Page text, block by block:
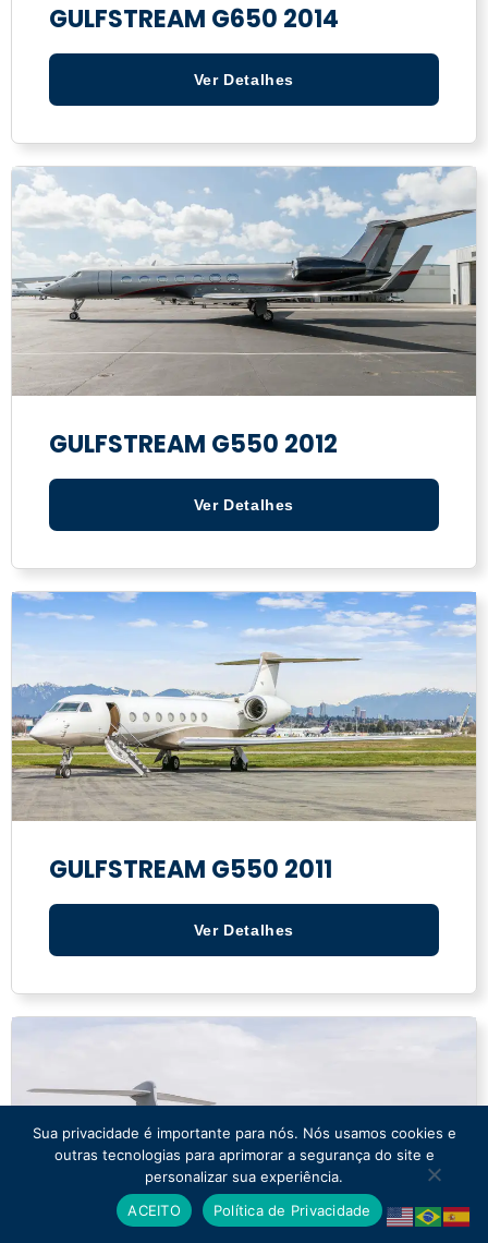
GULFSTREAM G650 2014
Ver Detalhes
GULFSTREAM G550 2012
Ver Detalhes
GULFSTREAM G550 2011
Ver Detalhes
Sua privacidade é importante para nós. Nós usamos cookies e
outras tecnologias para aprimorar a segurança do site e
personalizar sua experiência.
ACEITO
Política de Privacidade